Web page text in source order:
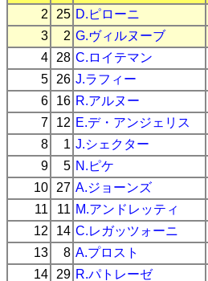
2
25 D.ピローニ
3
2 G.ヴィルヌーブ
4
28 C.ロイテマン
5
26 J.ラフィー
6
16 R.アルヌー
7
12 E.デ・アンジェリス
8
1 J.シェクター
9
5 N.ピケ
10
27 A.ジョーンズ
11
11 M.アンドレッティ
12
14 C.レガッツォーニ
13
8 A.プロスト
14
29 R.パトレーゼ